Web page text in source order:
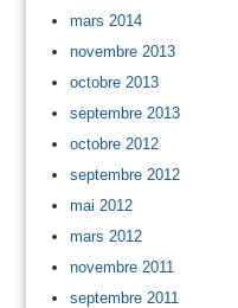
mars 2014
novembre 2013
octobre 2013
septembre 2013
octobre 2012
septembre 2012
mai 2012
mars 2012
novembre 2011
septembre 2011